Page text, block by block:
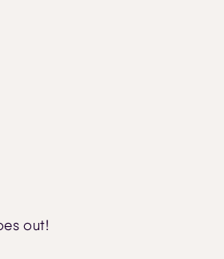
out!